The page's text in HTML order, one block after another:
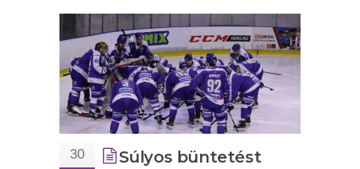
30
Súlyos büntetést